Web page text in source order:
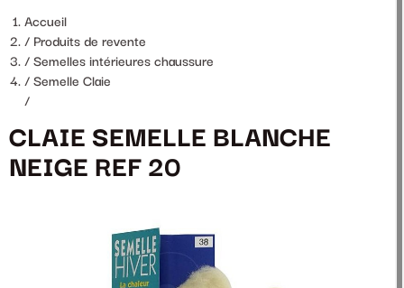
Accueil
Produits de revente
Semelles intérieures chaussure
Semelle Claie
/
CLAIE SEMELLE BLANCHE
NEIGE REF 20